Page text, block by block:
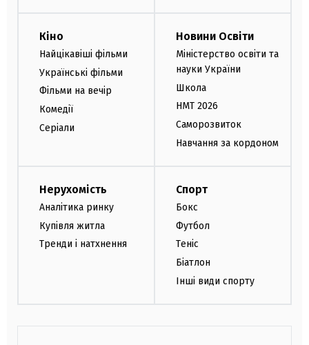
Кіно
Найцікавіші фільми
Українські фільми
Фільми на вечір
Комедії
Серіали
Новини Освіти
Міністерство освіти та
науки України
Школа
НМТ 2026
Саморозвиток
Навчання за кордоном
Нерухомість
Аналітика ринку
Купівля житла
Тренди і натхнення
Спорт
Бокс
Футбол
Теніс
Біатлон
Інші види спорту